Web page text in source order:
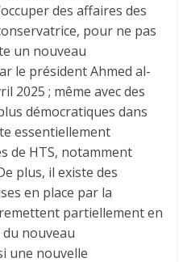
des affaires des
pour ne pas
un nouveau
le président Ahmed al-
2025 ; même avec des
démocratiques dans
essentiellement
de HTS, notamment
plus, il existe des
en place par la
partiellement en
nouveau
une nouvelle